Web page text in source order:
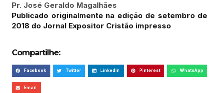
Pr. José Geraldo Magalhães
Publicado originalmente na edição de setembro de
2018 do Jornal Expositor Cristão impresso
Compartilhe:
Facebook Twitter LinkedIn Pinterest WhatsApp
Email